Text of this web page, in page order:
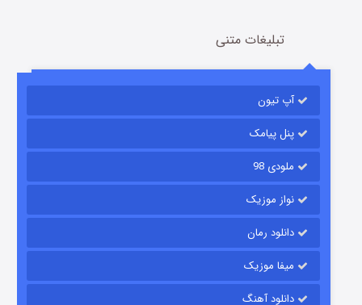
تبلیغات متنی
آپ تیون
پنل پیامک
ملودی 98
نواز موزیک
دانلود رمان
میفا موزیک
دانلود آهنگ